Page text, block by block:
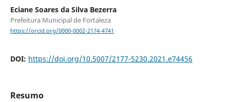
Eciane Soares da Silva Bezerra
Prefeitura Municipal de Fortaleza
https://orcid.org/0000-0002-2174-4741
DOI: https://doi.org/10.5007/2177-5230.2021.e74456
Resumo